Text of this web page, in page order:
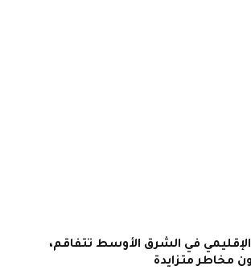
في الشرق الأوسط تتفاقم،
مخاطر متزايدة